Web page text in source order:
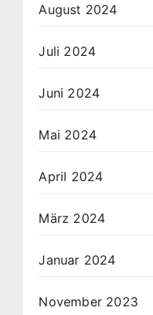
August 2024
Juli 2024
Juni 2024
Mai 2024
April 2024
März 2024
Januar 2024
November 2023